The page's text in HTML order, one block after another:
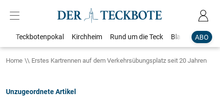
ABO
Teckbotenpokal Kirchheim Rund um die Teck Blaulicht
Home Erstes Kartrennen auf dem Verkehrsübungsplatz seit 20 Jahren
Unzugeordnete Artikel